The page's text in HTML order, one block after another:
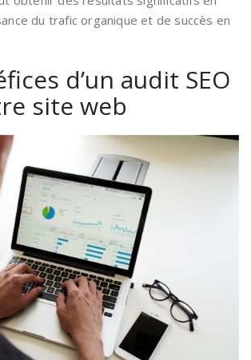
du trafic organique et de succès en
d’un audit SEO
site web